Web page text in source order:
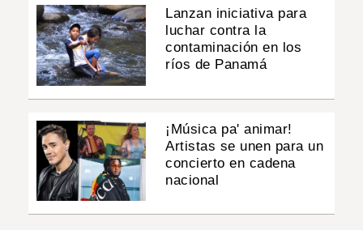
Lanzan iniciativa para
luchar contra la
contaminación en los
ríos de Panamá
¡Música pa' animar!
Artistas se unen para un
concierto en cadena
nacional